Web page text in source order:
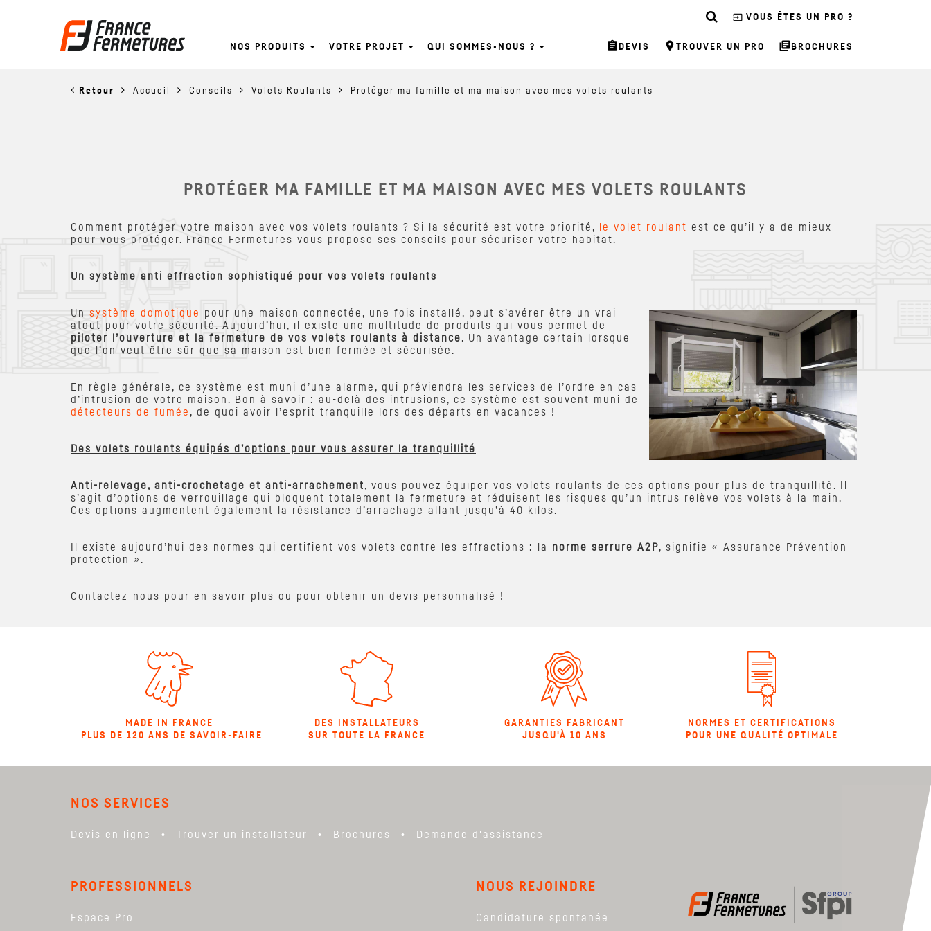
NOS PRODUITS VOTRE PROJET QUI SOMMES-NOUS ? assignment DEVIS room TROUVER UN PRO library_books BROCHURES
input VOUS ÊTES UN PRO ?
Retour Accueil Conseils Volets Roulants Protéger ma famille et ma maison avec mes volets roulants
PROTÉGER MA FAMILLE ET MA MAISON AVEC MES VOLETS ROULANTS
Comment protéger votre maison avec vos volets roulants ? Si la sécurité est votre priorité, le volet roulant est ce qu’il y a de mieux
pour vous protéger. France Fermetures vous propose ses conseils pour sécuriser votre habitat.
Un système anti effraction sophistiqué pour vos volets roulants
Un système domotique
pour une maison connectée, une fois installé, peut s’avérer être un vrai
atout pour votre sécurité. Aujourd’hui, il existe une multitude de produits qui vous permet de
piloter l’ouverture et la fermeture de vos volets roulants à distance. Un avantage certain lorsque
que l’on veut être sûr que sa maison est bien fermée et sécurisée.
En règle générale, ce système est muni d’une alarme, qui préviendra les services de l’ordre en cas
d’intrusion de votre maison. Bon à savoir : au-delà des intrusions, ce système est souvent muni de
détecteurs de fumée , de quoi avoir l’esprit tranquille lors des départs en vacances !
Des volets roulants équipés d’options pour vous assurer la tranquillité
Anti-relevage, anti-crochetage et anti-arrachement, vous pouvez équiper vos volets roulants de ces options pour plus de tranquillité. Il
s’agit d’options de verrouillage qui bloquent totalement la fermeture et réduisent les risques qu’un intrus relève vos volets à la main.
Ces options augmentent également la résistance d’arrachage allant jusqu’à 40 kilos.
Il existe aujourd’hui des normes qui certifient vos volets contre les effractions : la norme serrure A2P, signifie « Assurance Prévention
protection ».
Contactez-nous pour en savoir plus ou pour obtenir un devis personnalisé !
MADE IN FRANCE
PLUS DE 120 ANS DE SAVOIR-FAIRE
DES INSTALLATEURS
SUR TOUTE LA FRANCE
GARANTIES FABRICANT
JUSQU'À 10 ANS
NORMES ET CERTIFICATIONS
POUR UNE QUALITÉ OPTIMALE
NOS SERVICES
Devis en ligne Trouver un installateur Brochures Demande d'assistance
PROFESSIONNELS
Espace Pro
NOUS REJOINDRE
Candidature spontanée